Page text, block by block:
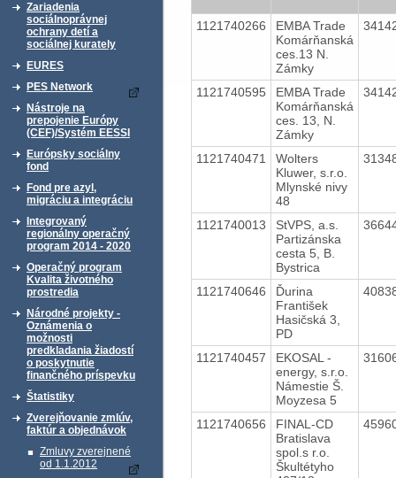
Zariadenia
sociálnoprávnej
ochrany detí a
sociálnej kurately
EURES
PES Network
Nástroje na
prepojenie Európy
(CEF)/Systém EESSI
Európsky sociálny
fond
Fond pre azyl,
migráciu a integráciu
Integrovaný
regionálny operačný
program 2014 - 2020
Operačný program
Kvalita životného
prostredia
Národné projekty -
Oznámenia o
možnosti
predkladania žiadostí
o poskytnutie
finančného príspevku
Štatistiky
Zverejňovanie zmlúv,
faktúr a objednávok
Zmluvy zverejnené
od 1.1.2012
1121740266
EMBA Trade
Komárňanská
ces.13 N.
Zámky
1121740595
EMBA Trade
Komárňanská
ces. 13, N.
Zámky
1121740471
Wolters
Kluwer, s.r.o.
Mlynské nivy
48
1121740013
StVPS, a.s.
Partizánska
cesta 5, B.
Bystrica
1121740646
Ďurina
František
Hasičská 3,
PD
1121740457
EKOSAL -
energy, s.r.o.
Námestie Š.
Moyzesa 5
1121740656
FINAL-CD
Bratislava
spol.s r.o.
Škultétyho